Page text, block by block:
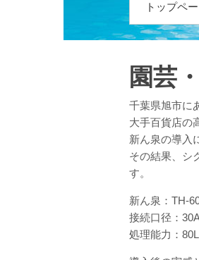
トップペ
園芸
千葉県旭市に
大手百貨店の
新ん泉の導入
その結果、シ
す。
新ん泉：TH-
接続口径：
処理能力：